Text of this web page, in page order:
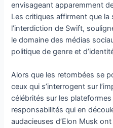
envisageant apparemment
Les critiques affirment que la
l’interdiction de Swift,
le domaine des médias
politique de genre et
Alors que les retombées se
ceux qui s’interrogent sur
célébrités sur les
responsabilités qui en
audacieuses d’Elon Musk